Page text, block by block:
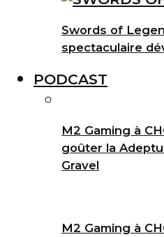
Swords of
spectaculaire
PODCAST
M2 Gaming à
goûter la
Gravel
M2 Gaming à